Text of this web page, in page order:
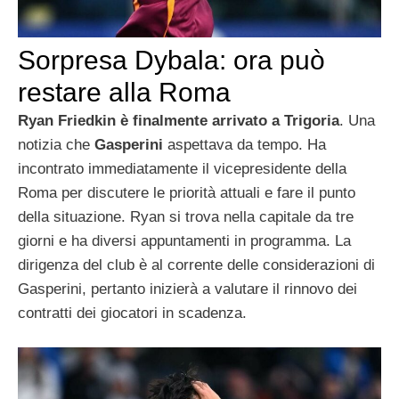
Sorpresa Dybala: ora può
restare alla Roma
Ryan Friedkin è finalmente arrivato a Trigoria. Una
notizia che Gasperini aspettava da tempo. Ha
incontrato immediatamente il vicepresidente della
Roma per discutere le priorità attuali e fare il punto
della situazione. Ryan si trova nella capitale da tre
giorni e ha diversi appuntamenti in programma. La
dirigenza del club è al corrente delle considerazioni di
Gasperini, pertanto inizierà a valutare il rinnovo dei
contratti dei giocatori in scadenza.